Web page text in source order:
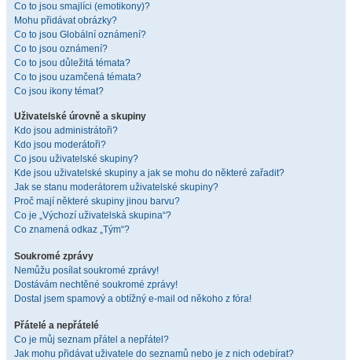
Co to jsou smajlíci (emotikony)?
Mohu přidávat obrázky?
Co to jsou Globální oznámení?
Co to jsou oznámení?
Co to jsou důležitá témata?
Co to jsou uzamčená témata?
Co jsou ikony témat?
Uživatelské úrovně a skupiny
Kdo jsou administrátoři?
Kdo jsou moderátoři?
Co jsou uživatelské skupiny?
Kde jsou uživatelské skupiny a jak se mohu do některé zařadit?
Jak se stanu moderátorem uživatelské skupiny?
Proč mají některé skupiny jinou barvu?
Co je „Výchozí uživatelská skupina“?
Co znamená odkaz „Tým“?
Soukromé zprávy
Nemůžu posílat soukromé zprávy!
Dostávám nechtěné soukromé zprávy!
Dostal jsem spamový a obtížný e-mail od někoho z fóra!
Přátelé a nepřátelé
Co je můj seznam přátel a nepřátel?
Jak mohu přidávat uživatele do seznamů nebo je z nich odebírat?